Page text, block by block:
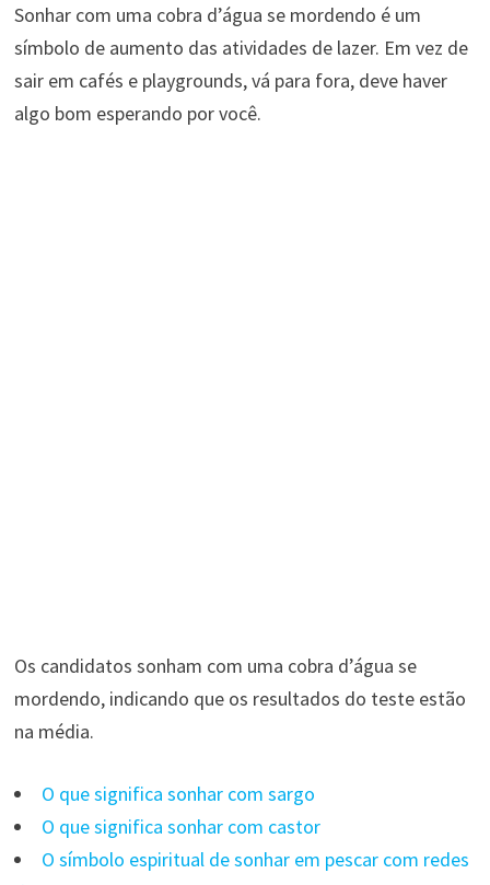
Sonhar com uma cobra d’água se mordendo é um
símbolo de aumento das atividades de lazer. Em vez de
sair em cafés e playgrounds, vá para fora, deve haver
algo bom esperando por você.
Os candidatos sonham com uma cobra d’água se
mordendo, indicando que os resultados do teste estão
na média.
O que significa sonhar com sargo
O que significa sonhar com castor
O símbolo espiritual de sonhar em pescar com redes